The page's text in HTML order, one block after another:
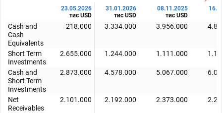
23.05.2026
тис USD
31.01.2026
тис USD
08.11.2025
тис USD
Cash and
Cash
Equivalents
218.000 3.334.000 3.956.000
Short Term
Investments
2.655.000 1.244.000 1.111.000
Cash and
Short Term
Investments
2.873.000 4.578.000 5.067.000
Net
Receivables
2.101.000 2.192.000 2.373.000